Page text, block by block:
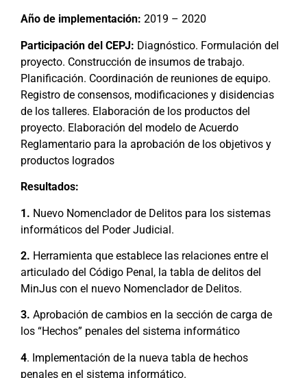
Año de implementación: 2019 – 2020
Participación del CEPJ: Diagnóstico. Formulación del
proyecto. Construcción de insumos de trabajo.
Planificación. Coordinación de reuniones de equipo.
Registro de consensos, modificaciones y disidencias
de los talleres. Elaboración de los productos del
proyecto. Elaboración del modelo de Acuerdo
Reglamentario para la aprobación de los objetivos y
productos logrados
Resultados:
1. Nuevo Nomenclador de Delitos para los sistemas
informáticos del Poder Judicial.
2. Herramienta que establece las relaciones entre el
articulado del Código Penal, la tabla de delitos del
MinJus con el nuevo Nomenclador de Delitos.
3. Aprobación de cambios en la sección de carga de
los “Hechos” penales del sistema informático
4. Implementación de la nueva tabla de hechos
penales en el sistema informático.